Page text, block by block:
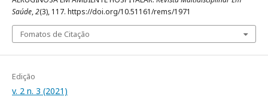
Saúde,2(3), 117. https://doi.org/10.51161/rems/1971
Fomatos de Citação
Edição
v. 2 n. 3 (2021)